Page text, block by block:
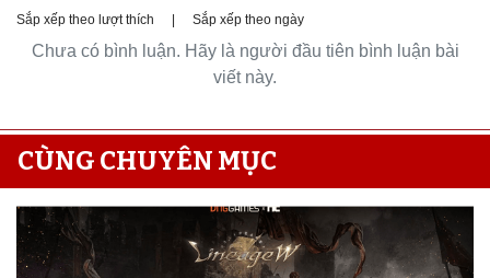
Sắp xếp theo lượt thích Sắp xếp theo ngày
Chưa có bình luận. Hãy là người đầu tiên bình luận bài
viết này.
CÙNG CHUYÊN MỤC